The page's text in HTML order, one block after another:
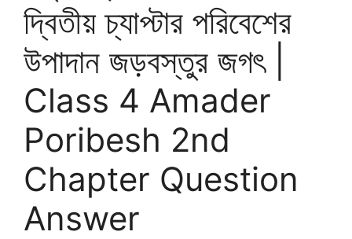
দ্বিতীয় চ্যাপ্টার পরিবেশের
উপাদান জড়বস্তুর জগৎ |
Class 4 Amader
Poribesh 2nd
Chapter Question
Answer